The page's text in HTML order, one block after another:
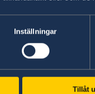
Inställningar
Tillåt